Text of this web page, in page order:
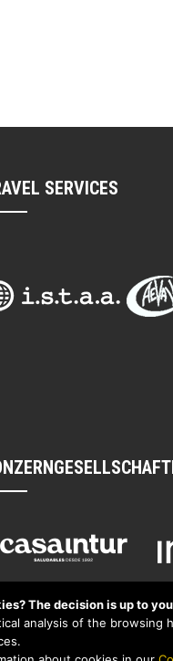
SERVICES
The decision is up to
analysis of the